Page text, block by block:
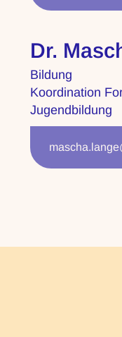
Dr.
Bildung
Koordination
Jugendbildung